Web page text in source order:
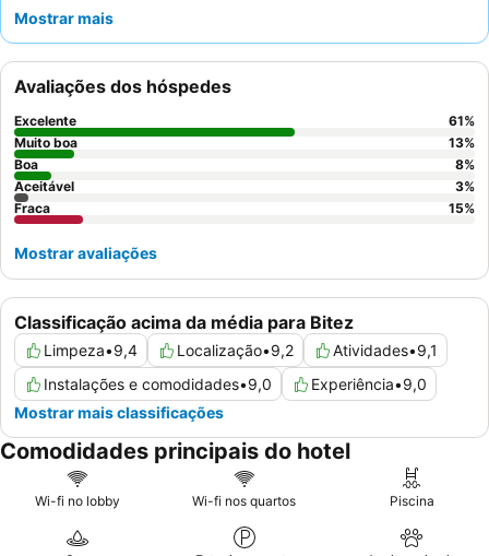
O staff recebe consistentemente muitos elogios pela sua
diversificado e altamente elogiado
com as suas opções frescas e itens preparados na hora. Para
uma experiência aprimorada, considere reservar um quarto com
umavaranda privada para vistas deslumbrantes sobre o mar.
Mostrar mais
Classificação acima da média para Bitez
Limpeza•9,4 Localização•9,2 Atividades•9,1
Instalações e comodidades•9,0 Experiência•9,0
Mostrar mais classificações
Avaliações dos hóspedes
Excelente 61%
Muito boa
13%
Boa
8%
Aceitável
3%
Fraca
15%
Mostrar avaliações
Comodidades principais do hotel
Wi-fi no lobby Wi-fi nos quartos Piscina